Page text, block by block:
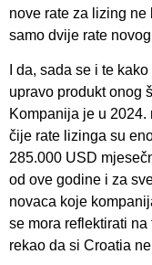
nove rate za lizing
samo dvije rate
I da, sada se i te
upravo produkt onog
Kompanija je u
čije rate lizinga su
285.000 USD
od ove godine i za
novaca koje
se mora reflektirati
rekao da si Croatia